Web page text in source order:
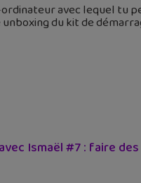
avec lequel tu
du kit de
Ismaël #7 : faire